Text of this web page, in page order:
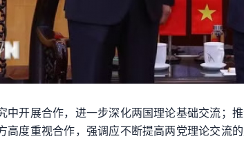
中开展合作，进一步深化两国理论基础交流；
高度重视合作，强调应不断提高两党理论交流